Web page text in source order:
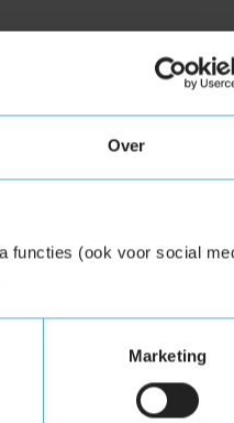
Over
functies (ook voor social
Marketing